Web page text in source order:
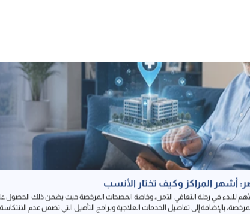
أشهر المراكز وكيف تختار الأنسب
للبدء في رحلة التعافي الآمن، وخاصة المصحات المرخصة حيث يضمن ذلك الحصول